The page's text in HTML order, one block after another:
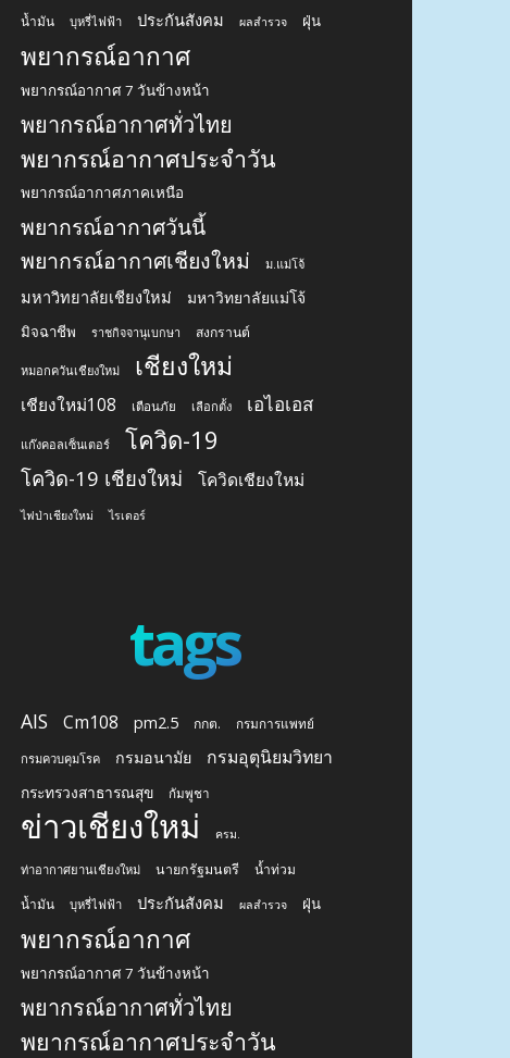
น้ำมัน บุหรี่ไฟฟ้า ประกันสังคม ผลสำรวจ ฝุ่น
พยากรณ์อากาศ
พยากรณ์อากาศ 7 วันข้างหน้า
พยากรณ์อากาศทั่วไทย
พยากรณ์อากาศประจำวัน
พยากรณ์อากาศภาคเหนือ
พยากรณ์อากาศวันนี้
พยากรณ์อากาศเชียงใหม่
ม.แม่โจ้
มหาวิทยาลัยเชียงใหม่ มหาวิทยาลัยแม่โจ้
มิจฉาชีพ ราชกิจจานุเบกษา สงกรานต์
หมอกควันเชียงใหม่ เชียงใหม่
เชียงใหม่108 เตือนภัย เลือกตั้ง เอไอเอส
แก๊งคอลเซ็นเตอร์ โควิด-19
โควิด-19 เชียงใหม่ โควิดเชียงใหม่
ไฟป่าเชียงใหม่ ไรเดอร์
tags
AIS Cm108 pm2.5 กกต. กรมการแพทย์
กรมควบคุมโรค กรมอนามัย กรมอุตุนิยมวิทยา
กระทรวงสาธารณสุข กัมพูชา
ข่าวเชียงใหม่ ครม.
ท่าอากาศยานเชียงใหม่ นายกรัฐมนตรี น้ำท่วม
น้ำมัน บุหรี่ไฟฟ้า ประกันสังคม ผลสำรวจ ฝุ่น
พยากรณ์อากาศ
พยากรณ์อากาศ 7 วันข้างหน้า
พยากรณ์อากาศทั่วไทย
พยากรณ์อากาศประจำวัน